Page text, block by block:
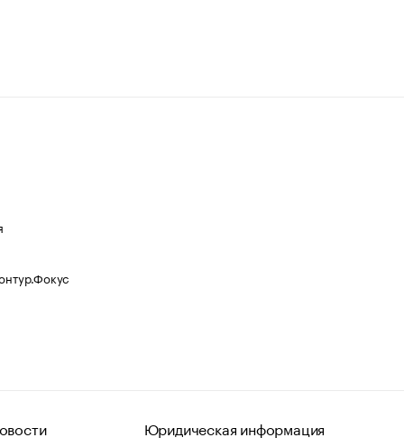
Юридическая информация